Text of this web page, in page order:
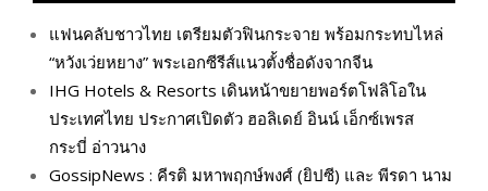
แฟนคลับชาวไทย เตรียมตัวฟินกระจาย พร้อมกระทบไหล่
“หวังเว่ยหยาง” พระเอกซีรีส์แนวตั้งชื่อดังจากจีน
IHG Hotels & Resorts เดินหน้าขยายพอร์ตโฟลิโอใน
ประเทศไทย ประกาศเปิดตัว ฮอลิเดย์ อินน์ เอ็กซ์เพรส
กระบี่ อ่าวนาง
GossipNews : คีรติ มหาพฤกษ์พงศ์ (ยิปซี) และ พีรดา นาม